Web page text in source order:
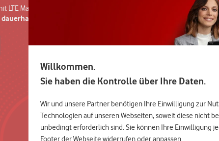
Willkommen.
Sie haben die Kontrolle über Ihre Daten.
Wir und unsere Partner benötigen Ihre Einwilligung zur
Technologien auf unseren Webseiten, soweit diese nicht
unbedingt erforderlich sind. Sie können Ihre Einwilligung
LTE Max., GigaDepot und vielem
dauerhaftem Mitarbeiter-Rabatt